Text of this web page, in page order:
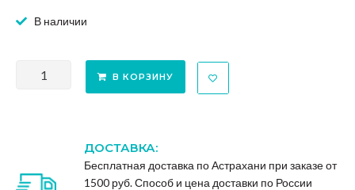
В наличии
В КОРЗИНУ
ДОСТАВКА:
Бесплатная доставка по Астрахани при заказе от
1500 руб. Способ и цена доставки по России